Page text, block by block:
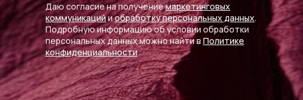
Даю согласие на получениемаркетинговых
коммуникацийиобработку персональных данных.
Подробную информацию об условии обработки
персональных данных можно найти в Политике
конфиденциальности